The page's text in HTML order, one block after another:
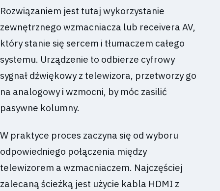
Rozwiązaniem jest tutaj wykorzystanie
zewnętrznego wzmacniacza lub receivera AV,
który stanie się sercem i tłumaczem całego
systemu. Urządzenie to odbierze cyfrowy
sygnał dźwiękowy z telewizora, przetworzy go
na analogowy i wzmocni, by móc zasilić
pasywne kolumny.
W praktyce proces zaczyna się od wyboru
odpowiedniego połączenia między
telewizorem a wzmacniaczem. Najczęściej
zalecaną ścieżką jest użycie kabla HDMI z